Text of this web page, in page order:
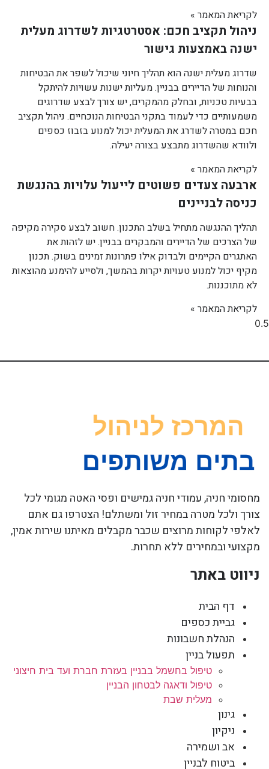
לקריאת המאמר »
ניהול תקציב חכם: אסטרטגיות לשדרוג מעלית
ישנה באמצעות גישור
שדרוג מעלית ישנה הוא תהליך חיוני שיכול לשפר את הבטיחות
והנוחות של הדיירים בבניין. מעליות ישנות עשויות להיתקל
בבעיות טכניות, ובחלק מהמקרים, יש צורך לבצע שדרוגים
משמעותיים כדי לעמוד בתקני הבטיחות הנוכחיים. ניהול תקציב
חכם במטרה לשדרג את המעלית יכול למנוע בזבוז כספים
ולוודא שהשדרוג מתבצע בצורה יעילה.
לקריאת המאמר »
ארבעה צעדים פשוטים לייעול עלויות בהנגשת
כניסה לבניינים
תהליך ההנגשה מתחיל בשלב התכנון. חשוב לבצע סקירה מקיפה
של הצרכים של הדיירים והמבקרים בבניין. יש לזהות את
האתגרים הקיימים ולבדוק אילו פתרונות זמינים בשוק. תכנון
מקיף יכול למנוע טעויות יקרות בהמשך, ולסייע להימנע מהוצאות
לא מתוכננות.
לקריאת המאמר »
מחסומי חניה, עמודי חניה גמישים ופסי האטה מגומי לכל
צורך ולכל מטרה במחיר זול ומשתלם! הצטרפו גם אתם
לאלפי לקוחות מרוצים שכבר מקבלים מאיתנו שירות אמין,
מקצועי ובמחירים ללא תחרות.
ניווט באתר
דף הבית
גביית כספים
הנהלת חשבונות
תפעול בניין
טיפול בחשמל בבניין בעזרת חברת ועד בית חיצוני
טיפול ודאגה לבטחון הבניין
מעלית שבת
גינון
ניקיון
אב ושמירה
ביטוח לבניין